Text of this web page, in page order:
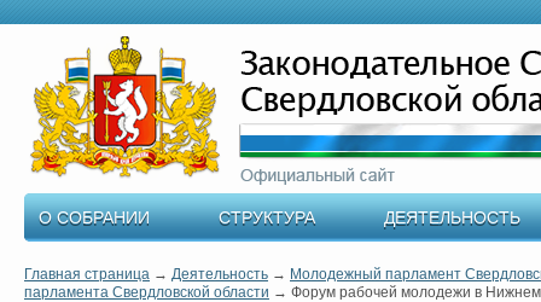
О СОБРАНИИ СТРУКТУРА ДЕЯТЕЛЬНОСТЬ
Главная страница → Деятельность → Молодежный парламент
парламента Свердловской области → Форум рабочей молодежи в Нижнем